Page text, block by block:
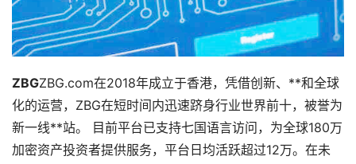
ZBGZBG.com在2018年成立于香港，凭借创新、**和全球
化的运营，ZBG在短时间内迅速跻身行业世界前十，被誉为
新一线**站。 目前平台已支持七国语言访问，为全球180万
加密资产投资者提供服务，平台日均活跃超过12万。在未